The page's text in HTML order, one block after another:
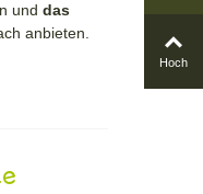
und das
anbieten.
Hoch